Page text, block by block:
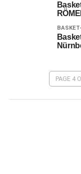
PAGE 4